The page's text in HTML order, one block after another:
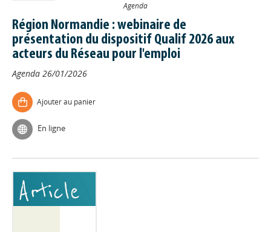
Agenda
Région Normandie : webinaire de
présentation du dispositif Qualif 2026 aux
acteurs du Réseau pour l'emploi
Agenda 26/01/2026
Ajouter au panier
En ligne